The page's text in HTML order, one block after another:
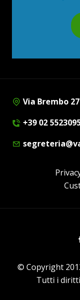
Via Brembo
+39 02
© Copyright
Tutti i diritti